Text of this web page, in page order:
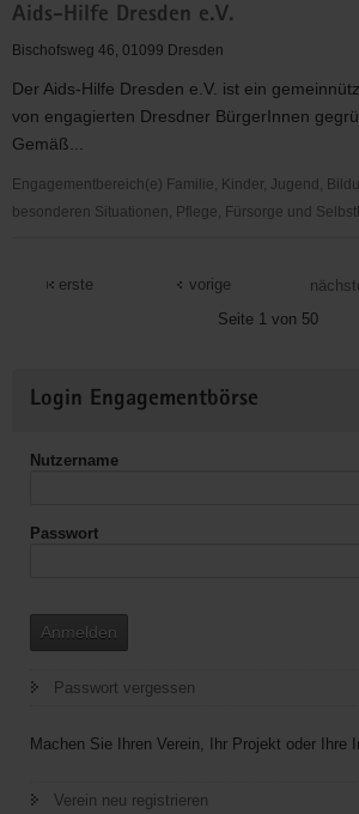
e.
V.
Aids-Hilfe Dresden e.V.
Bischofsweg 46, 01099 Dresden
Der Aids-Hilfe Dresden e.V. ist ein
von engagierten Dresdner BürgerInnen
Gemäß...
Engagementbereich(e) Familie, Kinder, Jugend,
besonderen Situationen, Pflege, Fürsorge und
erste
vorige
Seite 1 von 50
Informationen
Login Engagementbörse
Nutzername
Passwort
Anmelden
Passwort vergessen
Machen Sie Ihren Verein, Ihr Projekt oder Ihre
Verein neu registrieren